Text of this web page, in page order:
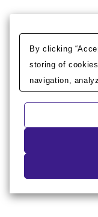
By clicking
storing of
navigation,